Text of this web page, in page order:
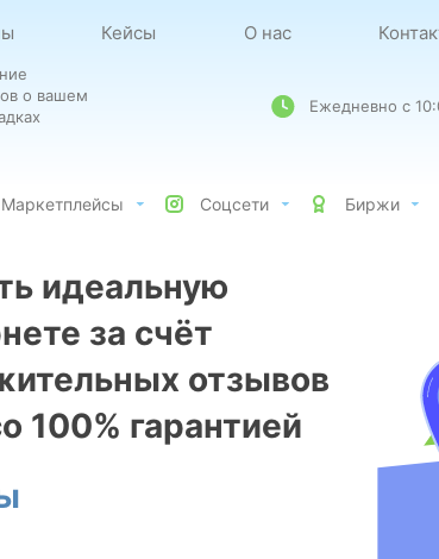
Кейсы О нас
о вашем
Ежедневно с
Маркетплейсы Соцсети Биржи
идеальную
за счёт
отзывов
100% гарантией